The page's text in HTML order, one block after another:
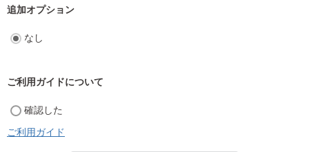
追加オプション
なし
ご利用ガイドについて
確認した
ご利用ガイド